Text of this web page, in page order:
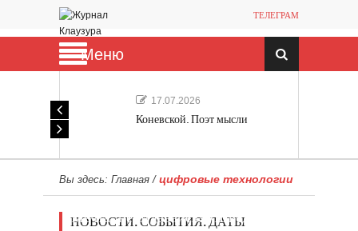
ТЕЛЕГРАМ
Меню
17.07.2026
Коневской. Поэт мысли
Вы здесь: Главная / цифровые технологии
НОВОСТИ. СОБЫТИЯ. ДАТЫ
Мечта, не отдавайся! «Шведская